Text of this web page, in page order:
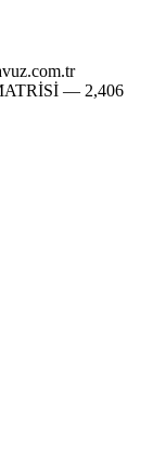
— 2,406